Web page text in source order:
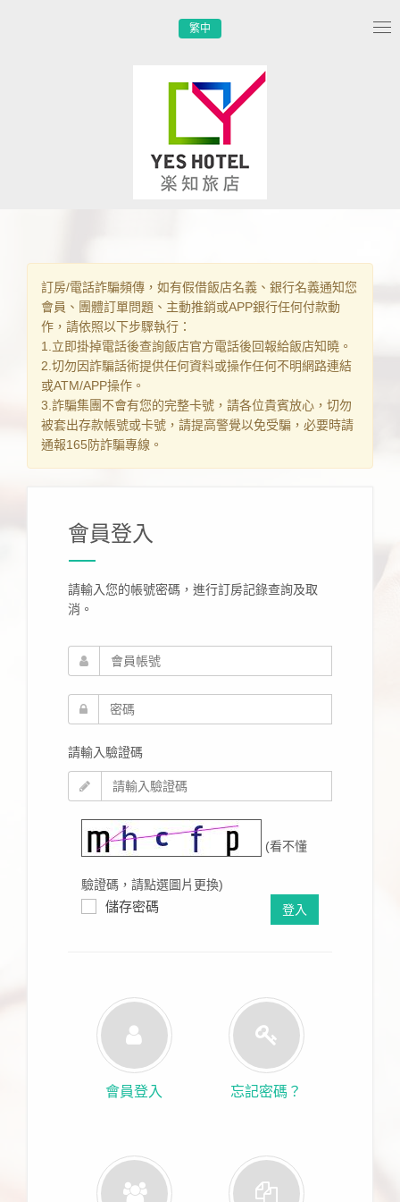
繁中
訂房/電話詐騙頻傳，如有假借飯店名義、銀行名義通知您
會員、團體訂單問題、主動推銷或APP銀行任何付款動
作，請依照以下步驟執行：
1.立即掛掉電話後查詢飯店官方電話後回報給飯店知曉。
2.切勿因詐騙話術提供任何資料或操作任何不明網路連結
或ATM/APP操作。
3.詐騙集團不會有您的完整卡號，請各位貴賓放心，切勿
被套出存款帳號或卡號，請提高警覺以免受騙，必要時請
通報165防詐騙專線。
會員登入
請輸入您的帳號密碼，進行訂房記錄查詢及取
消。
請輸入驗證碼
(看不懂
驗證碼，請點選圖片更換)
儲存密碼 登入
會員登入 忘記密碼？